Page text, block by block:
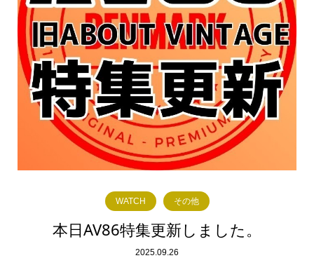
WATCH その他
本日AV86特集更新しました。
2025.09.26